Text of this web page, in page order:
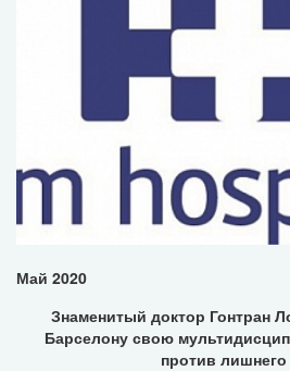
Май 2020
Знаменитый доктор Гонтран
Барселону свою
против лишнего